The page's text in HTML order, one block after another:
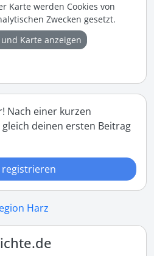
Karte werden Cookies von
Zwecken gesetzt.
Karte anzeigen
Nach einer kurzen
deinen ersten Beitrag
registrieren
Harz